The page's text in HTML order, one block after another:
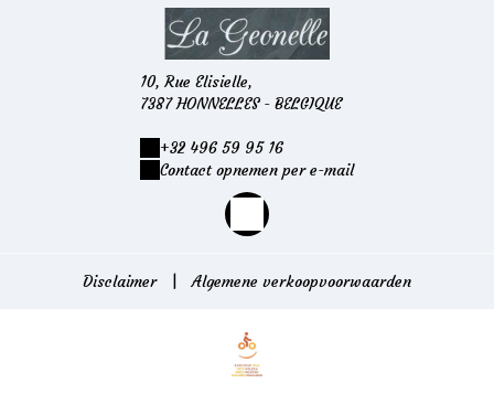
10, Rue Elisielle,
7387 HONNELLES - BELGIQUE
+32 496 59 95 16
Contact opnemen per e-mail
Disclaimer Algemene verkoopvoorwaarden